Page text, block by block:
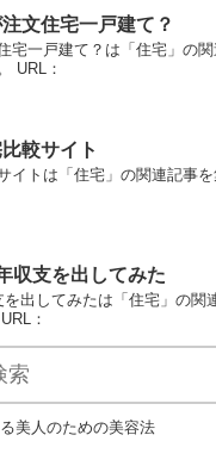
文住宅一戸建て？
宅一戸建て？は「住宅」の
URL：
較サイト
イトは「住宅」の関連記事
収支を出してみた
出してみたは「住宅」の関
：
美人のための美容法